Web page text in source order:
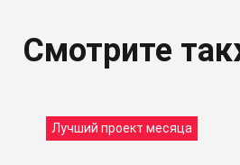
Смотрите
Лучший проект месяца